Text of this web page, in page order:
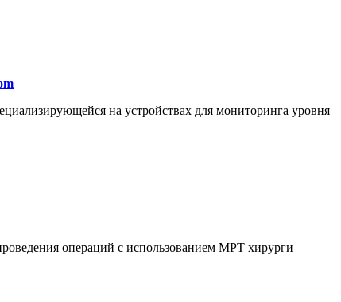
на устройствах для мониторинга уровня
операций с использованием МРТ хирурги